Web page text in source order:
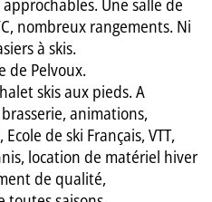
Une salle de
nombreux rangements. Ni
à skis.
de Pelvoux.
skis aux pieds. A
animations,
de ski Français, VTT,
location de matériel hiver
de qualité,